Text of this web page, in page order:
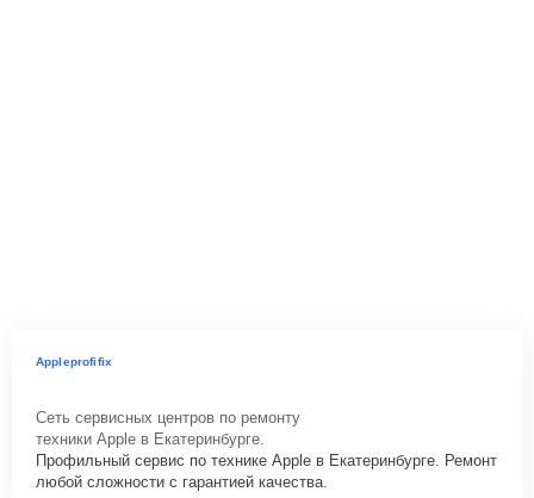
Appleprofifix
Сеть сервисных центров по ремонту
техники Apple в Екатеринбурге.
Профильный сервис по технике Apple в Екатеринбурге. Ремонт
любой сложности с гарантией качества.